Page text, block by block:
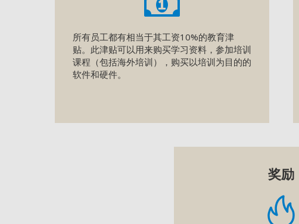
所有员工都有相当于其工资10%的教育津
贴。此津贴可以用来购买学习资料，参加培训
课程（包括海外培训），购买以培训为目的的
软件和硬件。
奖励